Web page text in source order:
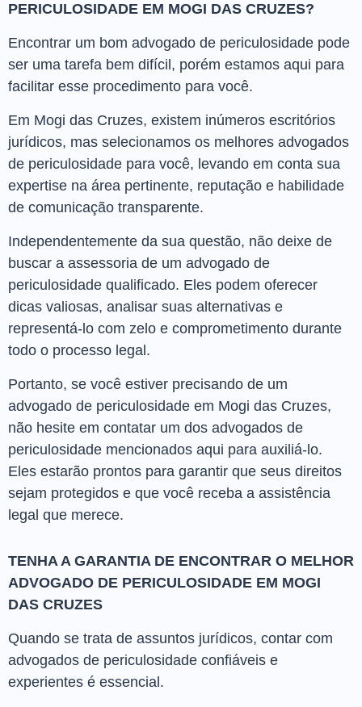
PERICULOSIDADE EM MOGI DAS CRUZES?
Encontrar um bom advogado de periculosidade pode
ser uma tarefa bem difícil, porém estamos aqui para
facilitar esse procedimento para você.
Em Mogi das Cruzes, existem inúmeros escritórios
jurídicos, mas selecionamos os melhores advogados
de periculosidade para você, levando em conta sua
expertise na área pertinente, reputação e habilidade
de comunicação transparente.
Independentemente da sua questão, não deixe de
buscar a assessoria de um advogado de
periculosidade qualificado. Eles podem oferecer
dicas valiosas, analisar suas alternativas e
representá-lo com zelo e comprometimento durante
todo o processo legal.
Portanto, se você estiver precisando de um
advogado de periculosidade em Mogi das Cruzes,
não hesite em contatar um dos advogados de
periculosidade mencionados aqui para auxiliá-lo.
Eles estarão prontos para garantir que seus direitos
sejam protegidos e que você receba a assistência
legal que merece.
TENHA A GARANTIA DE ENCONTRAR O MELHOR
ADVOGADO DE PERICULOSIDADE EM MOGI
DAS CRUZES
Quando se trata de assuntos jurídicos, contar com
advogados de periculosidade confiáveis e
experientes é essencial.